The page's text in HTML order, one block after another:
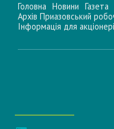
Головна Новини Газета
Архів Приазовський
Інформацiя для